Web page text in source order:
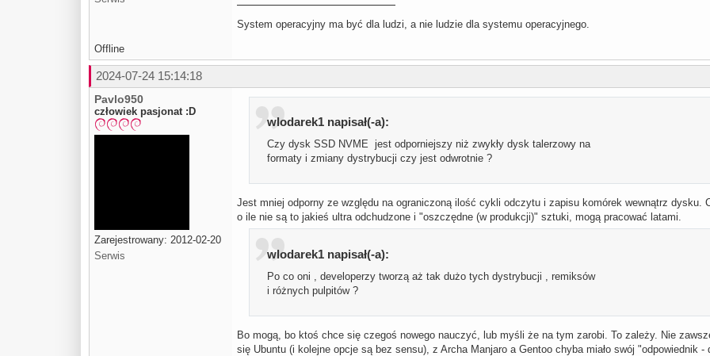
System operacyjny ma być dla ludzi, a nie ludzie dla systemu operacyjnego.
Offline
2024-07-24 15:14:18
Pavlo950
człowiek pasjonat :D
Zarejestrowany: 2012-02-20
Serwis
wlodarek1 napisał(-a):
Czy dysk SSD NVME jest odporniejszy niż zwykły dysk talerzowy na
formaty i zmiany dystrybucji czy jest odwrotnie ?
Jest mniej odporny ze względu na ograniczoną ilość cykli odczytu i zapisu komórek wewnątrz
o ile nie są to jakieś ultra odchudzone i "oszczędne (w produkcji)" sztuki, mogą pracować latami.
wlodarek1 napisał(-a):
Po co oni , developerzy tworzą aż tak dużo tych dystrybucji , remiksów
i różnych pulpitów ?
Bo mogą, bo ktoś chce się czegoś nowego nauczyć, lub myśli że na tym zarobi. To zależy. Nie
się Ubuntu (i kolejne opcje są bez sensu), z Archa Manjaro a Gentoo chyba miało swój "odpowiednik